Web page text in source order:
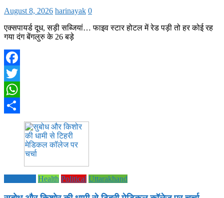
August 8, 2026 harinayak 0
एक्सपायर्ड दूध, सड़ी सब्जियां… फाइव स्टार होटल में रेड पड़ी तो हर कोई रह
गया दंग बेंगलुरु के 26 बड़े
Facebook
Twitter
WhatsApp
Health Political Uttarakhand